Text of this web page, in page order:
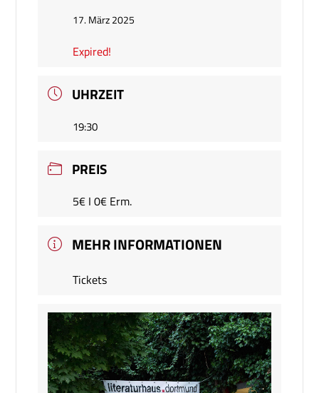
17. März 2025
Expired!
UHRZEIT
19:30
PREIS
5€ I 0€ Erm.
MEHR INFORMATIONEN
Tickets